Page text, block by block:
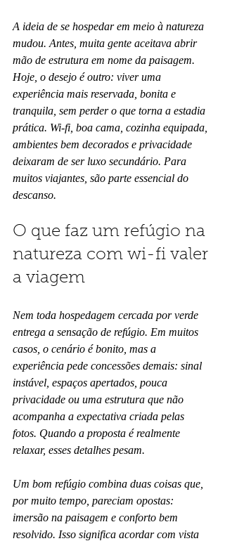
A ideia de se hospedar em meio à natureza
mudou. Antes, muita gente aceitava abrir
mão de estrutura em nome da paisagem.
Hoje, o desejo é outro: viver uma
experiência mais reservada, bonita e
tranquila, sem perder o que torna a estadia
prática. Wi-fi, boa cama, cozinha equipada,
ambientes bem decorados e privacidade
deixaram de ser luxo secundário. Para
muitos viajantes, são parte essencial do
descanso.
O que faz um refúgio na
natureza com wi-fi valer
a viagem
Nem toda hospedagem cercada por verde
entrega a sensação de refúgio. Em muitos
casos, o cenário é bonito, mas a
experiência pede concessões demais: sinal
instável, espaços apertados, pouca
privacidade ou uma estrutura que não
acompanha a expectativa criada pelas
fotos. Quando a proposta é realmente
relaxar, esses detalhes pesam.
Um bom refúgio combina duas coisas que,
por muito tempo, pareciam opostas:
imersão na paisagem e conforto bem
resolvido. Isso significa acordar com vista